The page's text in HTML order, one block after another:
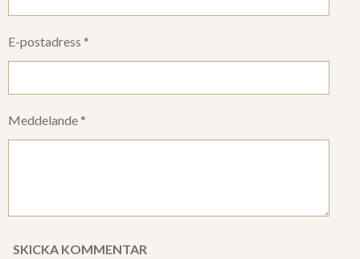
E-postadress *
Meddelande *
SKICKA KOMMENTAR